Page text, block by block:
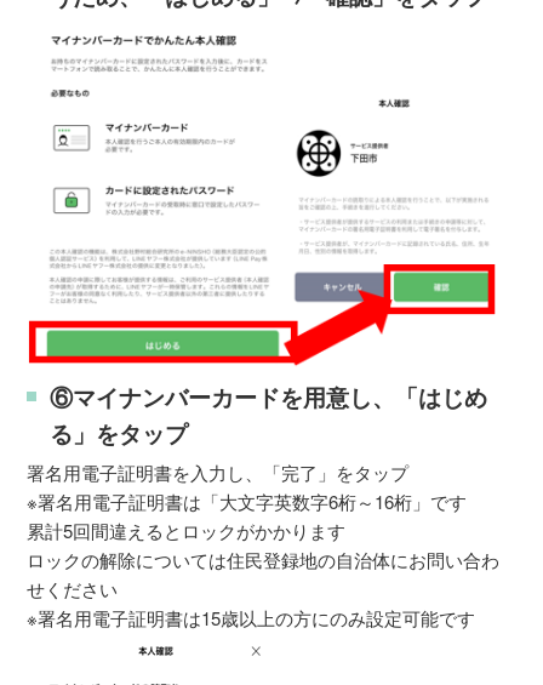
⑥マイナンバーカードを用意し、「はじめ
る」をタップ
署名用電子証明書を入力し、「完了」をタップ
※署名用電子証明書は「大文字英数字6桁～16桁」です
累計5回間違えるとロックがかかります
ロックの解除については住民登録地の自治体にお問い合わ
せください
※署名用電子証明書は15歳以上の方にのみ設定可能です